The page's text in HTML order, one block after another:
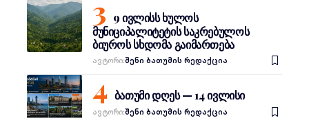
9 ივლისს ხულოს
მუნიციპალიტეტის საკრებულოს
ბიუროს სხდომა გაიმართება
Ავტორი:შენი ბათუმის რედაქცია
ბათუმი დღეს — 14 ივლისი
Ავტორი:შენი ბათუმის რედაქცია